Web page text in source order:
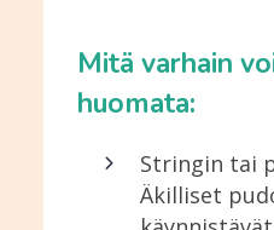
Mitä varhain
huomata:
Stringin tai
Äkilliset